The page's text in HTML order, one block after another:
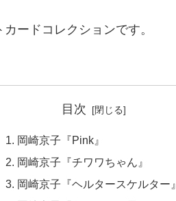
ードコレクションです。
目次
岡崎京子『Pink』
岡崎京子『チワワちゃん』
岡崎京子『ヘルタースケルター』